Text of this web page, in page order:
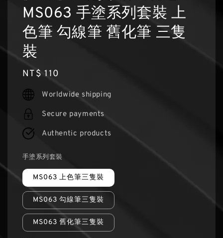
MS063 手塗系列套裝 上
色筆 勾線筆 舊化筆 三隻
裝
Regular
price
NT$ 110
Worldwide shipping
Secure payments
Authentic products
手塗系列套裝
MS063 上色筆三隻裝
MS063 勾線筆三隻裝
MS063 舊化筆三隻裝